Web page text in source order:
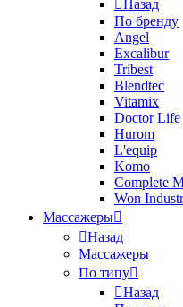
Назад
По бренду
Angel
Excalibur
Tribest
Blendtec
Vitamix
Doctor Life
Hurom
L'equip
Komo
Complete
Won
Массажеры
Назад
Массажеры
По типу
Назад